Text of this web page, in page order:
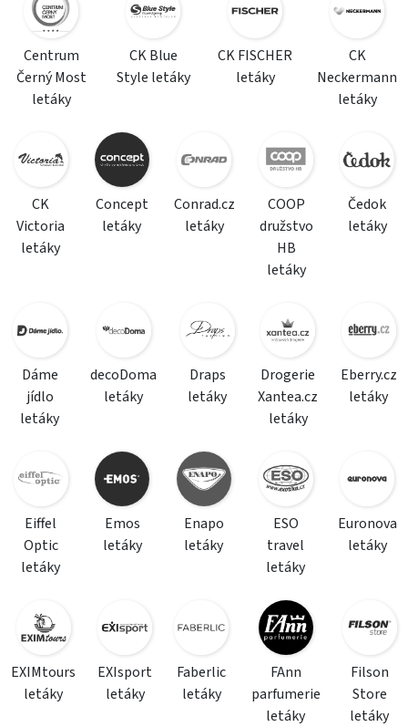
Centrum
Černý Most
letáky
CK Blue
Style letáky
CK FISCHER
letáky
CK
Neckermann
letáky
CK
Victoria
letáky
Concept
letáky
Conrad.cz
letáky
COOP
družstvo
HB
letáky
Čedok
letáky
Dáme
jídlo
letáky
decoDoma
letáky
Draps
letáky
Drogerie
Xantea.cz
letáky
Eberry.cz
letáky
Eiffel
Optic
letáky
Emos
letáky
Enapo
letáky
ESO
travel
letáky
Euronova
letáky
EXIMtours
letáky
EXIsport
letáky
Faberlic
letáky
FAnn
parfumerie
letáky
Filson
Store
letáky